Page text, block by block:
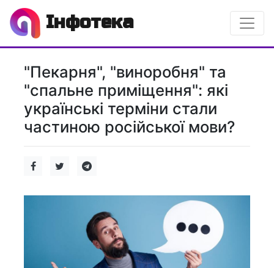
Інфотека
"Пекарня", "виноробня" та
"спальне приміщення": які
українські терміни стали
частиною російської мови?